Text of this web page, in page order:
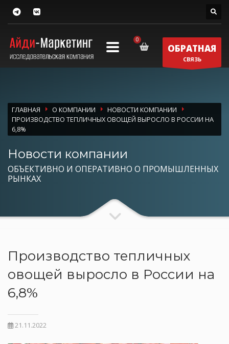
ОБРАТНАЯ
СВЯЗЬ
ГЛАВНАЯ О КОМПАНИИ
НОВОСТИ КОМПАНИИ
ПРОИЗВОДСТВО ТЕПЛИЧНЫХ ОВОЩЕЙ ВЫРОСЛО В РОССИИ НА
6,8%
Новости компании
ОБЪЕКТИВНО И ОПЕРАТИВНО О ПРОМЫШЛЕННЫХ
РЫНКАХ
Производство тепличных
овощей выросло в России на
6,8%
21.11.2022